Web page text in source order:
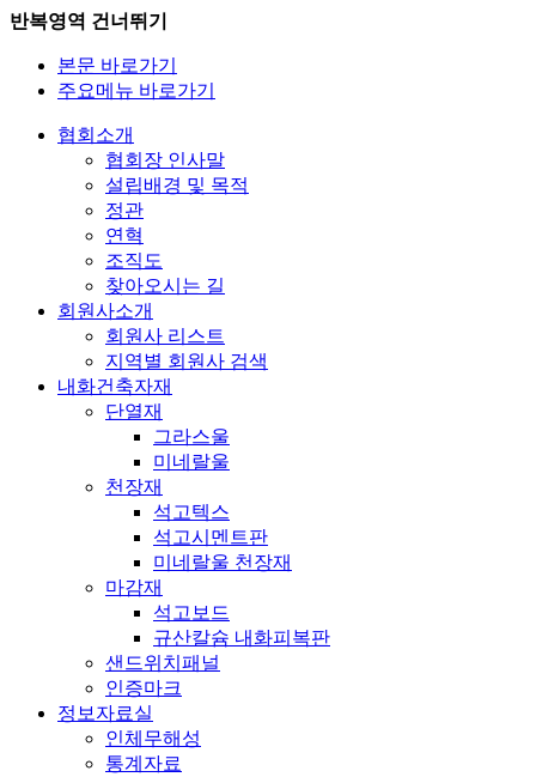
반복영역 건너뛰기
본문 바로가기
주요메뉴 바로가기
협회소개
협회장 인사말
설립배경 및 목적
정관
연혁
조직도
찾아오시는 길
회원사소개
회원사 리스트
지역별 회원사 검색
내화건축자재
단열재
그라스울
미네랄울
천장재
석고텍스
석고시멘트판
미네랄울 천장재
마감재
석고보드
규산칼슘 내화피복판
샌드위치패널
인증마크
정보자료실
인체무해성
통계자료